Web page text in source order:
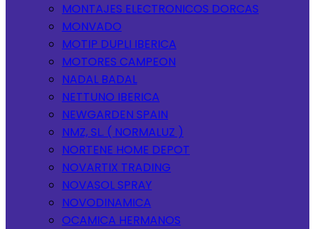
MONTAJES ELECTRONICOS DORCAS
MONVADO
MOTIP DUPLI IBERICA
MOTORES CAMPEON
NADAL BADAL
NETTUNO IBERICA
NEWGARDEN SPAIN
NMZ, SL. ( NORMALUZ )
NORTENE HOME DEPOT
NOVARTIX TRADING
NOVASOL SPRAY
NOVODINAMICA
OCAMICA HERMANOS